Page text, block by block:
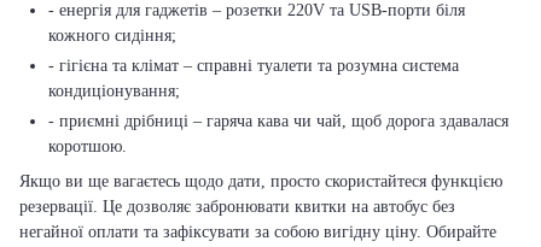
- енергія для гаджетів – розетки 220V та USB-порти біля
кожного сидіння;
- гігієна та клімат – справні туалети та розумна система
кондиціонування;
- приємні дрібниці – гаряча кава чи чай, щоб дорога здавалася
коротшою.
Якщо ви ще вагаєтесь щодо дати, просто скористайтеся функцією
резервації. Це дозволяє забронювати квитки на автобус без
негайної оплати та зафіксувати за собою вигідну ціну. Обирайте